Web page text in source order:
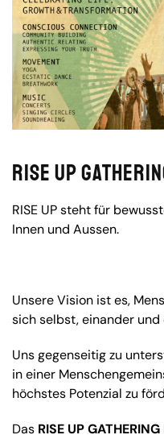
RISE UP
RISE UP steht für
Innen und Aussen.
Unsere Vision ist es,
sich selbst, einander
Uns gegenseitig zu
in einer
höchstes Potenzial zu
Das RISE UP GATHERING